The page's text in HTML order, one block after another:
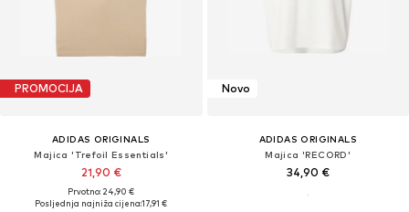
PROMOCIJA
ADIDAS ORIGINALS
Majica 'Trefoil Essentials'
21,90 €
Prvotno: 24,90 €
Posljednja najniža cijena:17,91 €
Novo
ADIDAS ORIGINALS
Majica 'RECORD'
34,90 €